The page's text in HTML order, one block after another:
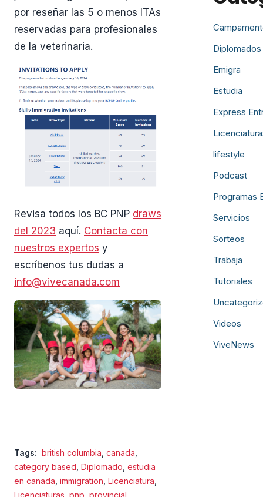
por reseñar las 5 o menos ITAs
reservadas para profesionales
de la veterinaria.
Revisa todos los BC PNP draws
del 2023 aquí. Contacta con
nuestros expertos y
escríbenos tus dudas a
info@vivecanada.com
Tags: british columbia canada
category based Diplomado estudia
en canada immigration Licenciatura
Licenciaturas pnp provincial
Diplomados
Emigra
Estudia
Express
lifestyle
Podcast
Programas
Servicios
Sorteos
Trabaja
Tutoriales
Videos
ViveNews